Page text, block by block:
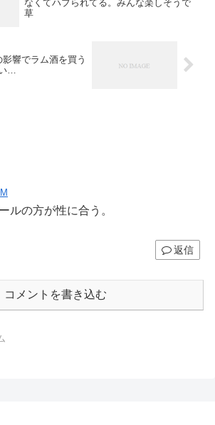
なくてハブられてる。みんな楽しそうで
草
響でラム酒を買う
…
ルの方が性に合う。
返信
コメントを書き込む